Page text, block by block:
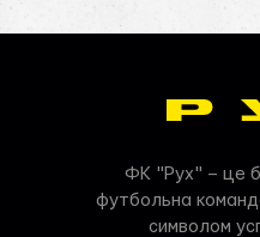
ФК "Рух" – це
футбольна
символом